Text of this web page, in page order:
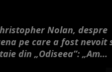
Nolan, despre
pe care a fost nevoit
din „Odiseea”: „Am...